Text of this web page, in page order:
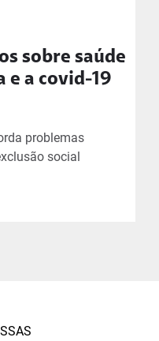
sobre saúde
e a covid-19
problemas
social